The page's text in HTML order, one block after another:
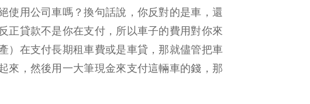
使用公司車嗎？換句話說，你反對的是車，還
正貸款不是你在支付，所以車子的費用對你來
）在支付長期租車費或是車貸，那就儘管把車
來，然後用一大筆現金來支付這輛車的錢，那